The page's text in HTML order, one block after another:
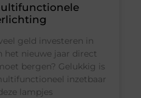
geld investeren in
het nieuwe jaar direct
bergen? Gelukkig is
inzetbaar
lampjes